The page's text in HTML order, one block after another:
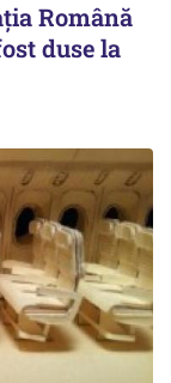
Română
duse la